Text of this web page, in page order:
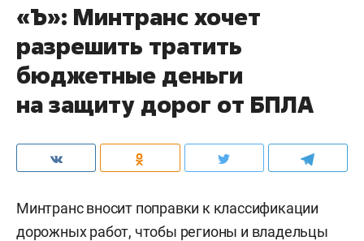
«Ъ»: Минтранс хочет
разрешить тратить
бюджетные деньги
на защиту дорог от БПЛА
Минтранс вносит поправки к классификации
дорожных работ, чтобы регионы и владельцы